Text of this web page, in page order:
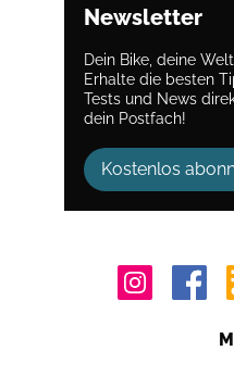
Newsletter
Dein Bike, deine
Erhalte die besten
Tests und News
dein Postfach!
Kostenlos